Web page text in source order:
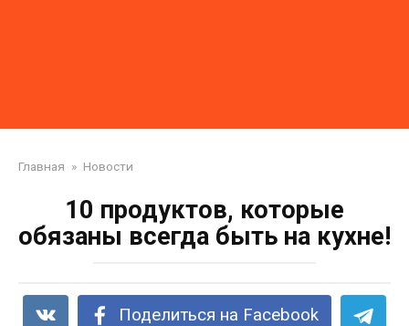
Главная » Новости
10 продуктов, которые
обязаны всегда быть на кухне!
Поделиться на Facebook